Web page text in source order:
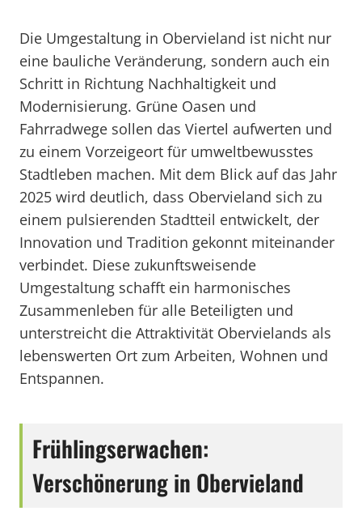
Die Umgestaltung in Obervieland ist nicht nur
eine bauliche Veränderung, sondern auch ein
Schritt in Richtung Nachhaltigkeit und
Modernisierung. Grüne Oasen und
Fahrradwege sollen das Viertel aufwerten und
zu einem Vorzeigeort für umweltbewusstes
Stadtleben machen. Mit dem Blick auf das Jahr
2025 wird deutlich, dass Obervieland sich zu
einem pulsierenden Stadtteil entwickelt, der
Innovation und Tradition gekonnt miteinander
verbindet. Diese zukunftsweisende
Umgestaltung schafft ein harmonisches
Zusammenleben für alle Beteiligten und
unterstreicht die Attraktivität Obervielands als
lebenswerten Ort zum Arbeiten, Wohnen und
Entspannen.
Frühlingserwachen:
Verschönerung in Obervieland